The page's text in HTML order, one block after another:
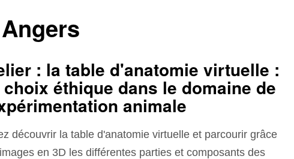
: la table d'anatomie virtuelle :
éthique dans le domaine de
animale
découvrir la table d'anatomie virtuelle et parcourir grâce
en 3D les différentes parties et composants des